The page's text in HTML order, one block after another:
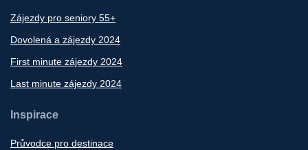
Zájezdy pro seniory 55+
Dovolená a zájezdy 2024
First minute zájezdy 2024
Last minute zájezdy 2024
Inspirace
Průvodce pro destinace